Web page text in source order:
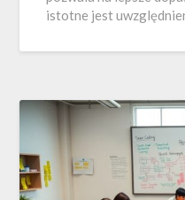
istotne jest